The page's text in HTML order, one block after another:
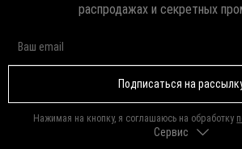
Сервис
распродажах и секретных
Подписаться на
Нажимая на кнопку, я соглашаюсь на обработку